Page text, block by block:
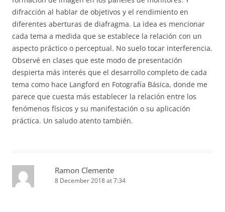
difracción al hablar de objetivos y el rendimiento en
diferentes aberturas de diafragma. La idea es mencionar
cada tema a medida que se establece la relación con un
aspecto práctico o perceptual. No suelo tocar interferencia.
Observé en clases que este modo de presentación
despierta más interés que el desarrollo completo de cada
tema como hace Langford en Fotografía Básica, donde me
parece que cuesta más establecer la relación entre los
fenómenos físicos y su manifestación o su aplicación
práctica. Un saludo atento también.
Ramon Clemente
8 December 2018 at 7:34